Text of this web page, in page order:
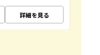
詳細を見る